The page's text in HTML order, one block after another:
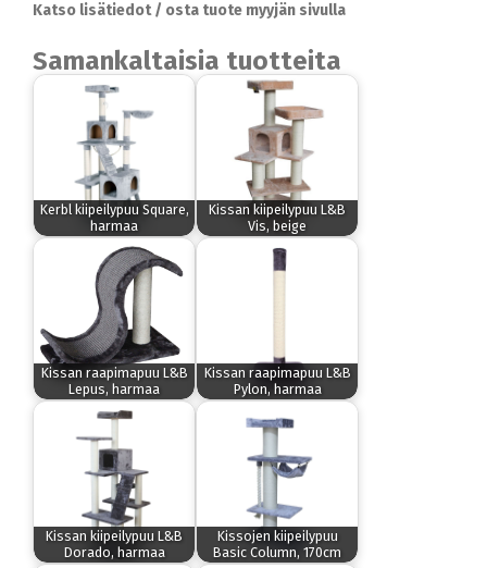
Katso lisätiedot / osta tuote myyjän sivulla
Samankaltaisia tuotteita
Kerbl kiipeilypuu Square,
harmaa
Kissan kiipeilypuu L&B
Vis, beige
Kissan raapimapuu L&B
Lepus, harmaa
Kissan raapimapuu L&B
Pylon, harmaa
Kissan kiipeilypuu L&B
Dorado, harmaa
Kissojen kiipeilypuu
Basic Column, 170cm